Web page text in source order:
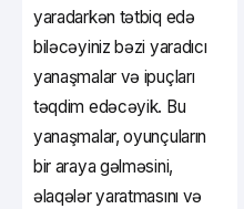
yaradarkən tətbiq edə
biləcəyiniz bəzi yaradıcı
yanaşmalar və ipuçları
təqdim edəcəyik. Bu
yanaşmalar, oyunçuların
bir araya gəlməsini,
əlaqələr yaratmasını və